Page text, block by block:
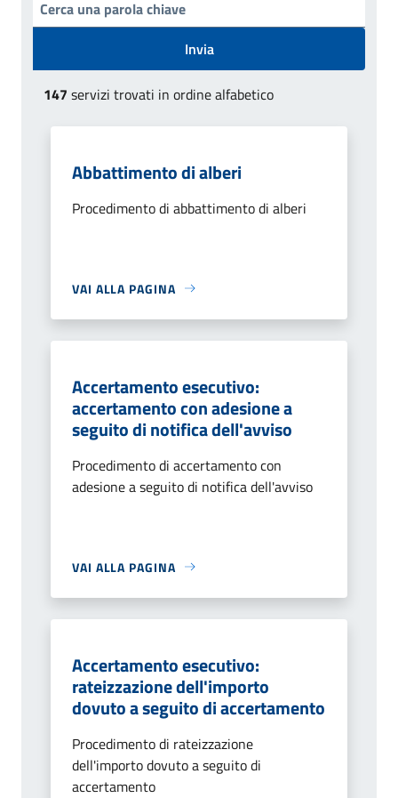
Invia
147 servizi trovati in ordine alfabetico
Abbattimento di alberi
Procedimento di abbattimento di alberi
VAI ALLA PAGINA
Accertamento esecutivo:
accertamento con adesione a
seguito di notifica dell'avviso
Procedimento di accertamento con
adesione a seguito di notifica dell'avviso
VAI ALLA PAGINA
Accertamento esecutivo:
rateizzazione dell'importo
dovuto a seguito di accertamento
Procedimento di rateizzazione
dell'importo dovuto a seguito di
accertamento